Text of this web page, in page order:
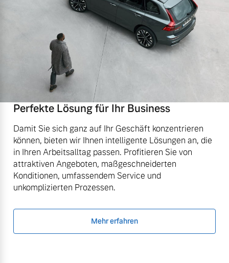
Perfekte Lösung für Ihr Business
Damit Sie sich ganz auf Ihr Geschäft konzentrieren
können, bieten wir Ihnen intelligente Lösungen an, die
in Ihren Arbeitsalltag passen. Profitieren Sie von
attraktiven Angeboten, maßgeschneiderten
Konditionen, umfassendem Service und
unkomplizierten Prozessen.
Mehr erfahren